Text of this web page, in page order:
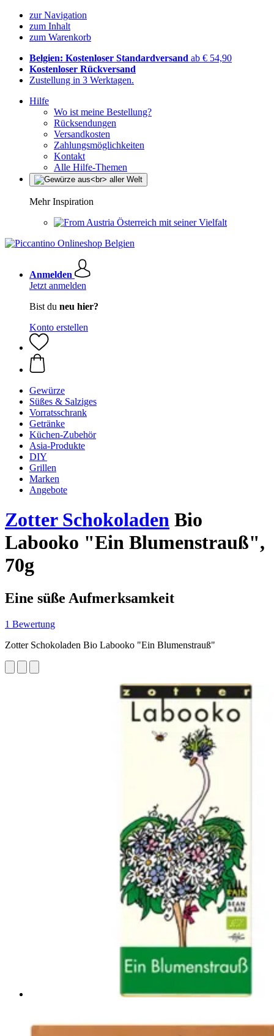
zur Navigation
zum Inhalt
zum Warenkorb
Belgien: Kostenloser Standardversand ab € 54,90
Kostenloser Rückversand
Zustellung in 3 Werktagen.
Hilfe
Wo ist meine Bestellung?
Rücksendungen
Versandkosten
Zahlungsmöglichkeiten
Kontakt
Alle Hilfe-Themen
Mehr Inspiration
Österreich mit seiner Vielfalt
Anmelden
Jetzt anmelden
Bist du neu hier?
Konto erstellen
Gewürze
Süßes & Salziges
Vorratsschrank
Getränke
Küchen-Zubehör
Asia-Produkte
DIY
Grillen
Marken
Angebote
Zotter Schokoladen Bio
Labooko "Ein Blumenstrauß",
70g
Eine süße Aufmerksamkeit
1 Bewertung
Zotter Schokoladen Bio Labooko "Ein Blumenstrauß"